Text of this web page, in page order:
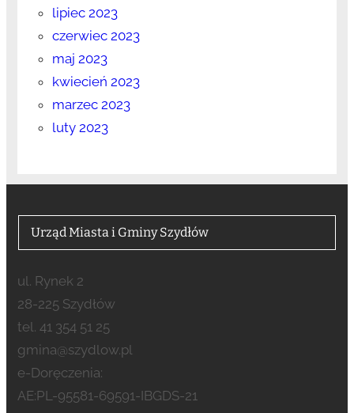
lipiec 2023
czerwiec 2023
maj 2023
kwiecień 2023
marzec 2023
luty 2023
Urząd Miasta i Gminy Szydłów
ul. Rynek 2
28-225 Szydłów
tel. 41 354 51 25
gmina@szydlow.pl
e-Doręczenia:
AE:PL-95581-69591-IBGDS-21